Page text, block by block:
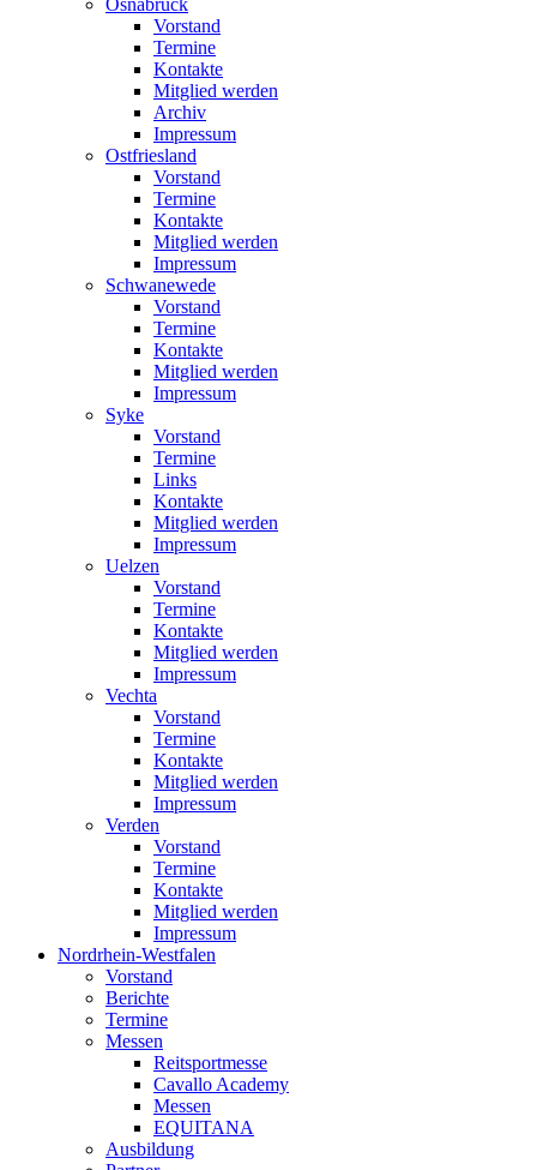
Osnabrück
Vorstand
Termine
Kontakte
Mitglied werden
Archiv
Impressum
Ostfriesland
Vorstand
Termine
Kontakte
Mitglied werden
Impressum
Schwanewede
Vorstand
Termine
Kontakte
Mitglied werden
Impressum
Syke
Vorstand
Termine
Links
Kontakte
Mitglied werden
Impressum
Uelzen
Vorstand
Termine
Kontakte
Mitglied werden
Impressum
Vechta
Vorstand
Termine
Kontakte
Mitglied werden
Impressum
Verden
Vorstand
Termine
Kontakte
Mitglied werden
Impressum
Nordrhein-Westfalen
Vorstand
Berichte
Termine
Messen
Reitsportmesse
Cavallo Academy
Messen
EQUITANA
Ausbildung